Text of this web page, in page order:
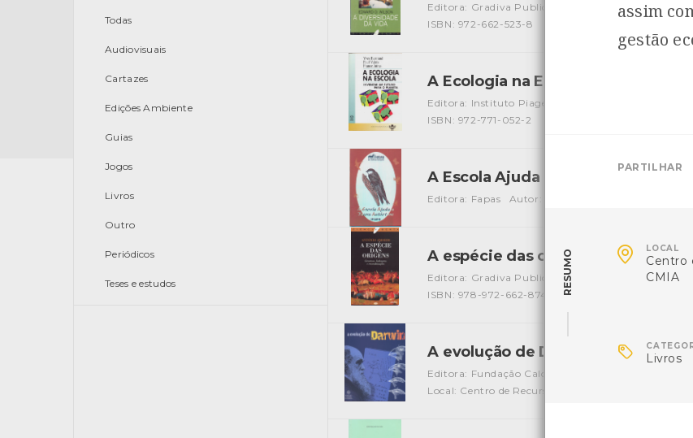
Todas
Audiovisuais
Cartazes
Edições Ambiente
Guias
Jogos
Livros
Outro
Periódicos
Teses e estudos
Editora: Gradiva Publicações Lda
Autor: Edward
ISBN: 972-662-523-8
A Ecologia na Escola - Inventar
Editora: Instituto Piaget
ISBN: 972-771-052-2
A Escola Ajuda a Fauna Autóctone
Editora: Fapas
Autor: Fapas
A espécie das origens -
Editora: Gradiva Publicações Lda
Autor: António
ISBN: 978-972-662-874-3
A evolução de Darwin
[Livros]
Editora: Fundação Calouste Gulbenkian
Local: Centro de Recursos do CMIA
assim
gestão
PARTILHAR
RESUMO  LOCAL
Centro
CMIA
 Livros